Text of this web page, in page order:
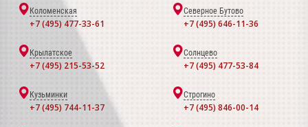
Коломенская
+7 (495) 477-33-61
Северное Бутово
+7 (495) 646-11-36
Крылатское
+7 (495) 215-53-52
Солнцево
+7 (495) 477-53-84
Кузьминки
+7 (495) 744-11-37
Строгино
+7 (495) 846-00-14